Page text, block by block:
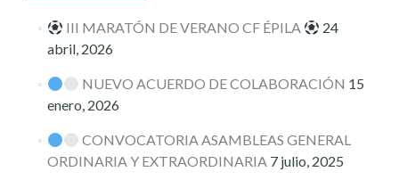
III MARATÓN DE VERANO CF ÉPILA
24
abril, 2026
NUEVO ACUERDO DE COLABORACIÓN 15
enero, 2026
CONVOCATORIA ASAMBLEAS GENERAL
ORDINARIA Y EXTRAORDINARIA 7 julio, 2025